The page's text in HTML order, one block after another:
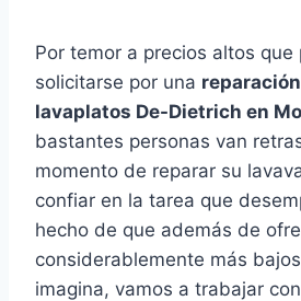
Por temor a precios altos que
solicitarse por una
lavaplatos De-Dietrich en
bastantes personas van
momento de reparar su
confiar en la tarea que
hecho de que además de
considerablemente más
imagina, vamos a trabajar